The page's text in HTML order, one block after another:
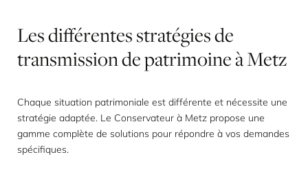
Lesdifférentesstratégiesde
transmissiondepatrimoineàMetz
Chaque situation patrimoniale est différente et nécessite une
stratégie adaptée. Le Conservateur à Metz propose une
gamme complète de solutions pour répondre à vos demandes
spécifiques.